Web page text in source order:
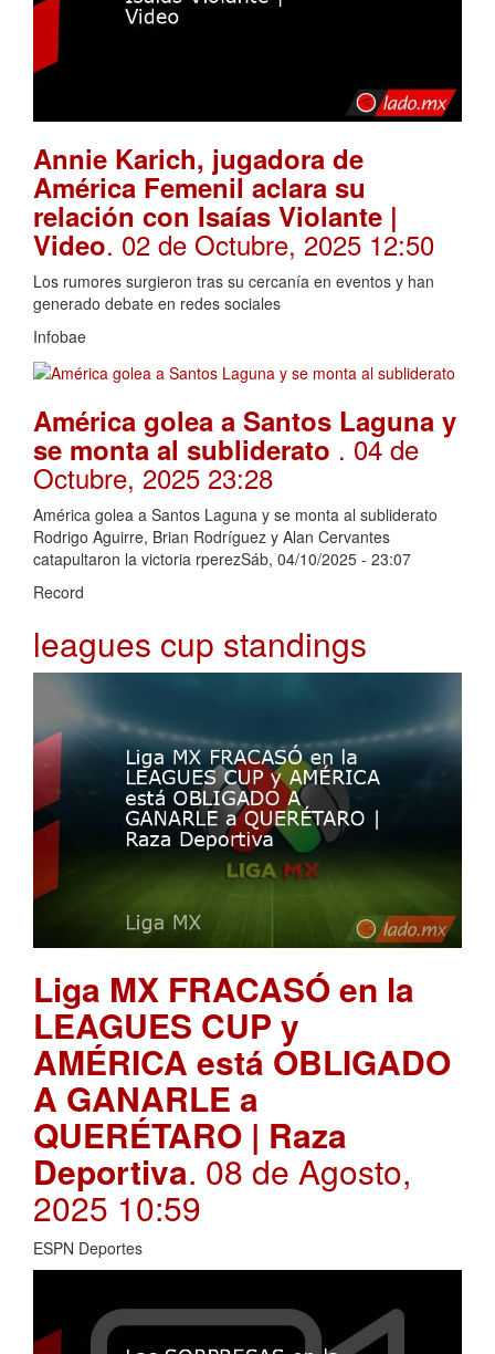
Annie Karich, jugadora de
América Femenil aclara su
relación con Isaías Violante |
Video. 02 de Octubre, 2025 12:50
Los rumores surgieron tras su cercanía en eventos y han
generado debate en redes sociales
Infobae
América golea a Santos Laguna y
se monta al subliderato . 04 de
Octubre, 2025 23:28
América golea a Santos Laguna y se monta al subliderato
Rodrigo Aguirre, Brian Rodríguez y Alan Cervantes
catapultaron la victoria rperezSáb, 04/10/2025 - 23:07
Record
leagues cup standings
Liga MX FRACASÓ en la
LEAGUES CUP y
AMÉRICA está OBLIGADO
A GANARLE a
QUERÉTARO | Raza
Deportiva. 08 de Agosto,
2025 10:59
ESPN Deportes